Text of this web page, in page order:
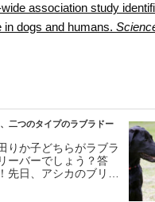
association study
dogs and humans.
二つのタイプのラブラドー
りか子どちらがラブラ
ーバーでしょう？答
先日、アシカのブリー